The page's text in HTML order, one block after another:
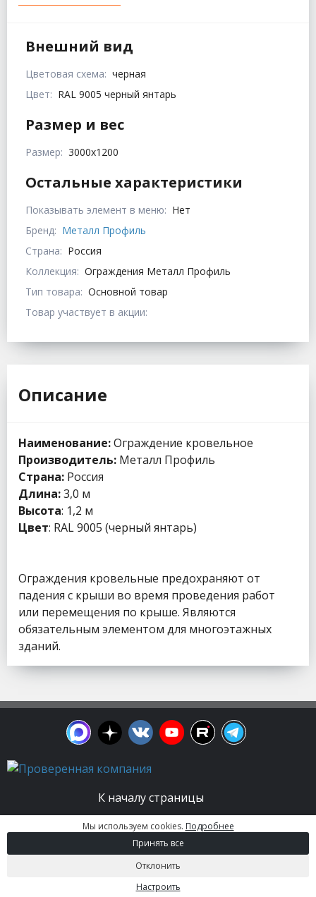
Внешний вид
Цветовая схема: черная
Цвет: RAL 9005 черный янтарь
Размер и вес
Размер: 3000х1200
Остальные характеристики
Показывать элемент в меню: Нет
Бренд: Металл Профиль
Страна: Россия
Коллекция: Ограждения Металл Профиль
Тип товара: Основной товар
Товар участвует в акции:
Описание
Наименование:Ограждение кровельное
Производитель: Металл Профиль
Страна: Россия
Длина:3,0 м
Высота: 1,2 м
Цвет: RAL 9005 (черный янтарь)
Ограждения кровельные предохраняют от
падения с крыши во время проведения работ
или перемещения по крыше. Являются
обязательным элементом для многоэтажных
зданий.
К началу страницы
© 2003 - 2026. Апельсин group | Группа
строительных компаний Все права защищены.
Вся информация на этом сайте носит
информационный характер и не является
публичной офертой, определяемой положениями
Мы используем cookies. Подробнее
Принять все
Отклонить
Настроить